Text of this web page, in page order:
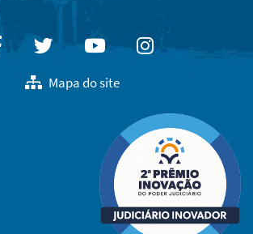
FacebookTwitterYoutubeInstagram
Mapa do site